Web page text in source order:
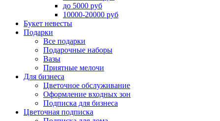
до 5000 руб
10000-20000 руб
Букет невесты
Подарки
Все подарки
Подарочные наборы
Вазы
Приятные мелочи
Для бизнеса
Цветочное обслуживание
Оформление входных зон
Подписка для бизнеса
Цветочная подписка